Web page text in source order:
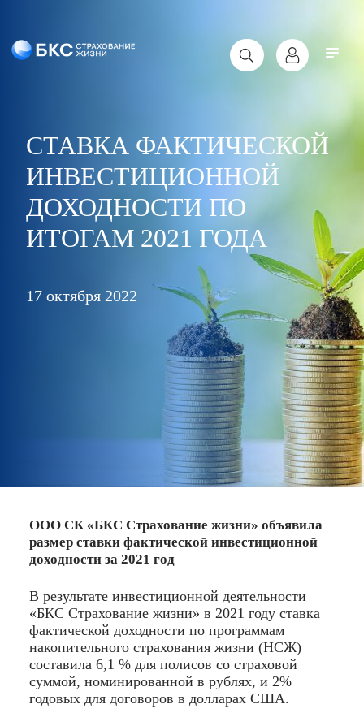
СТАВКА ФАКТИЧЕСКОЙ
ИНВЕСТИЦИОННОЙ
ДОХОДНОСТИ ПО
ИТОГАМ 2021 ГОДА
17 октября 2022
ООО СК «БКС Страхование жизни» объявила
размер ставки фактической инвестиционной
доходности за 2021 год
В результате инвестиционной деятельности
«БКС Страхование жизни» в 2021 году ставка
фактической доходности по программам
накопительного страхования жизни (НСЖ)
составила 6,1 % для полисов со страховой
суммой, номинированной в рублях, и 2%
годовых для договоров в долларах США.